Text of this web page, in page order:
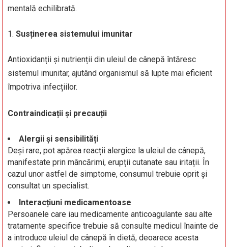
mentală echilibrată.
Susținerea sistemului imunitar
Antioxidanții și nutrienții din uleiul de cânepă întăresc
sistemul imunitar, ajutând organismul să lupte mai eficient
împotriva infecțiilor.
Contraindicații și precauții
Alergii și sensibilități
Deși rare, pot apărea reacții alergice la uleiul de cânepă,
manifestate prin mâncărimi, erupții cutanate sau iritații. În
cazul unor astfel de simptome, consumul trebuie oprit și
consultat un specialist.
Interacțiuni medicamentoase
Persoanele care iau medicamente anticoagulante sau alte
tratamente specifice trebuie să consulte medicul înainte de
a introduce uleiul de cânepă în dietă, deoarece acesta